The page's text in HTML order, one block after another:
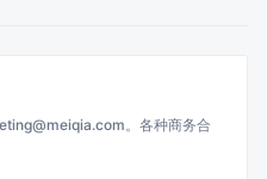
。各种商务合